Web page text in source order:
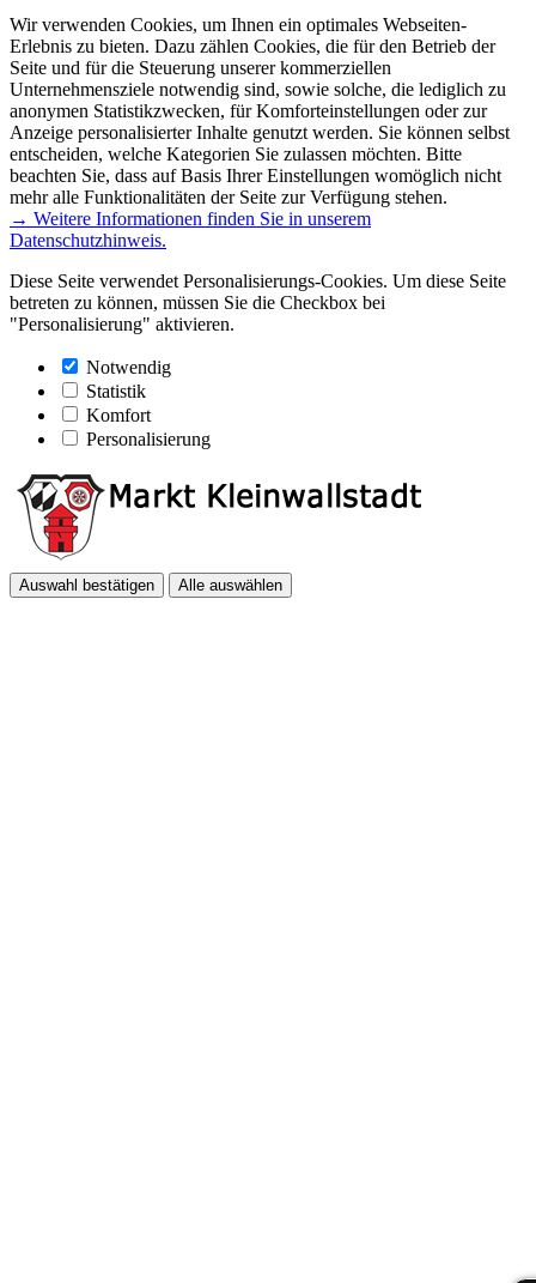
Wir verwenden Cookies, um Ihnen ein optimales Webseiten-
Erlebnis zu bieten. Dazu zählen Cookies, die für den Betrieb der
Seite und für die Steuerung unserer kommerziellen
Unternehmensziele notwendig sind, sowie solche, die lediglich zu
anonymen Statistikzwecken, für Komforteinstellungen oder zur
Anzeige personalisierter Inhalte genutzt werden. Sie können selbst
entscheiden, welche Kategorien Sie zulassen möchten. Bitte
beachten Sie, dass auf Basis Ihrer Einstellungen womöglich nicht
mehr alle Funktionalitäten der Seite zur Verfügung stehen.
→ Weitere Informationen finden Sie in unserem
Datenschutzhinweis.
Diese Seite verwendet Personalisierungs-Cookies. Um diese Seite
betreten zu können, müssen Sie die Checkbox bei
"Personalisierung" aktivieren.
Notwendig
Statistik
Komfort
Personalisierung
Auswahl bestätigen Alle auswählen